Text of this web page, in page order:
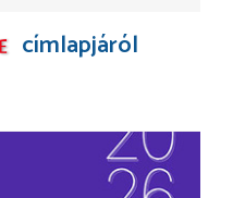
címlapjáról